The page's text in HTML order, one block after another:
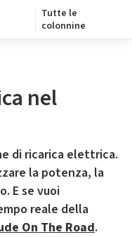
Tutte le
colonnine
nel
di ricarica elettrica.
la potenza, la
E se vuoi
reale della
On The Road.